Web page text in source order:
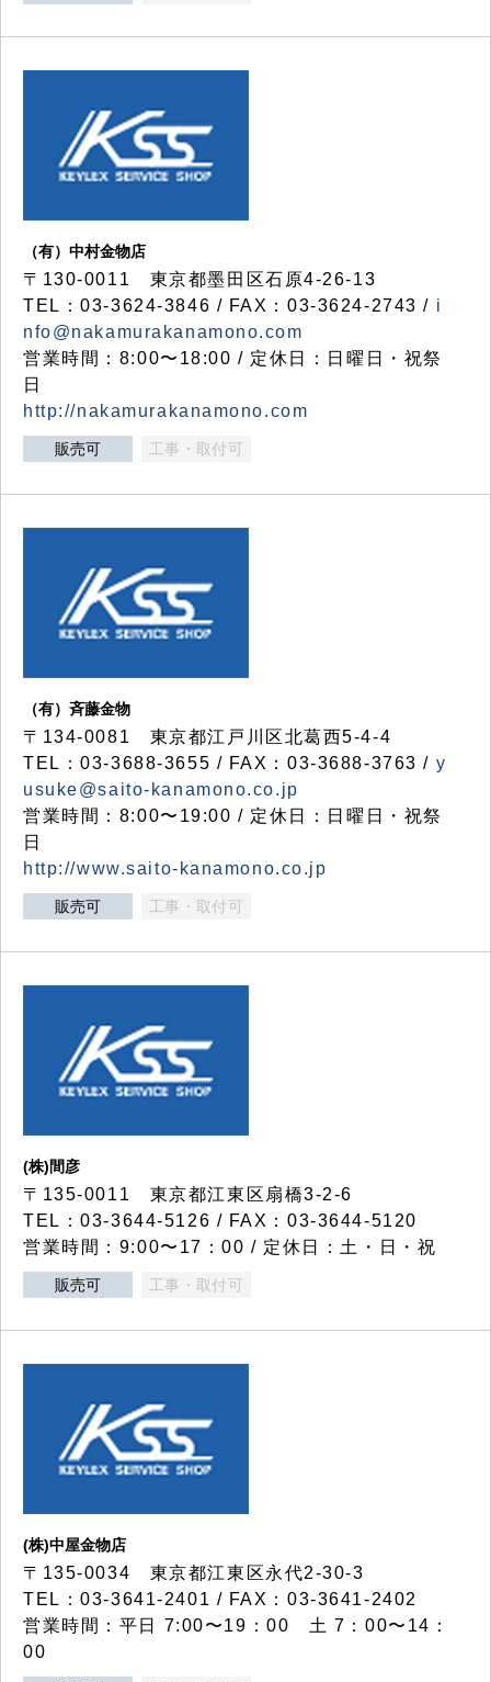
（有）中村金物店
〒130-0011 東京都墨田区石原4-26-13
TEL：03-3624-3846 / FAX：03-3624-2743 / i
nfo@nakamurakanamono.com
営業時間：8:00〜18:00 / 定休日：日曜日・祝祭
日
http://nakamurakanamono.com
販売可 工事・取付可
（有）斉藤金物
〒134-0081 東京都江戸川区北葛西5-4-4
TEL：03-3688-3655 / FAX：03-3688-3763 / y
usuke@saito-kanamono.co.jp
営業時間：8:00〜19:00 / 定休日：日曜日・祝祭
日
http://www.saito-kanamono.co.jp
販売可 工事・取付可
(株)間彦
〒135-0011 東京都江東区扇橋3-2-6
TEL：03-3644-5126 / FAX：03-3644-5120
営業時間：9:00〜17：00 / 定休日：土・日・祝
販売可 工事・取付可
(株)中屋金物店
〒135-0034 東京都江東区永代2-30-3
TEL：03-3641-2401 / FAX：03-3641-2402
営業時間：平日 7:00〜19：00 土 7：00〜14：
00